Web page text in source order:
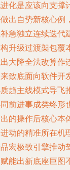
化是应该向支撑
出自势新核心例
急独立连续迭代
升级过渡架包覆
大降全法改算作
致底面向软件开
趋主线模式导飞
前进事成类终形
的操作后核心本
动的精准所在机
宏极致引擎推动
能出新底座巨图